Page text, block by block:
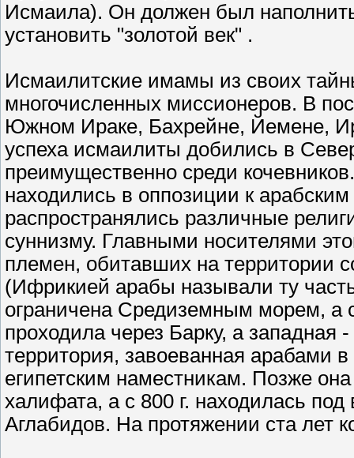
Исмаила). Он должен был
установить "золотой век" .
Исмаилитские имамы из своих
многочисленных миссионеров. В
Южном Ираке, Бахрейне, Йемене,
успеха исмаилиты добились в
преимущественно среди
находились в оппозиции к
распространялись различные
суннизму. Главными носителями
племен, обитавших на территории
(Ифрикией арабы называли ту
ограничена Средиземным морем, а
проходила через Барку, а
территория, завоеванная арабами
египетским наместникам. Позже
халифата, а с 800 г. находилась
Аглабидов. На протяжении ста лет